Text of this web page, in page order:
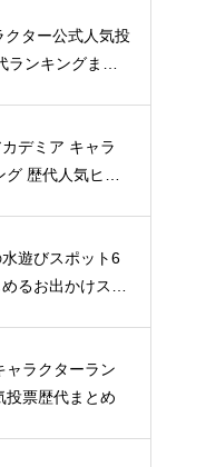
クター公式人気投
ンキングまと
デミア キャラ
歴代人気ヒー
遊びスポット6
るお出かけスポ
ャラクターラン
投票歴代まとめ